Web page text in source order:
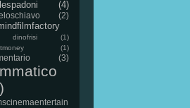
(4)
(2)
dinofrisi
(1)
(1)
(3)